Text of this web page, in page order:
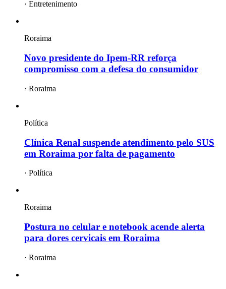
· Entretenimento
Roraima
Novo presidente do Ipem-RR reforça
compromisso com a defesa do consumidor
· Roraima
Política
Clínica Renal suspende atendimento pelo SUS
em Roraima por falta de pagamento
· Política
Roraima
Postura no celular e notebook acende alerta
para dores cervicais em Roraima
· Roraima